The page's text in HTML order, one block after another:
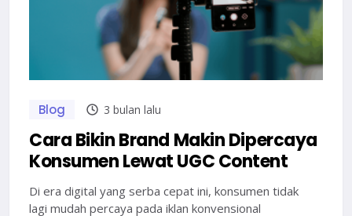
Blog 3 bulan lalu
Cara Bikin Brand Makin Dipercaya
Konsumen Lewat UGC Content
Di era digital yang serba cepat ini, konsumen tidak
lagi mudah percaya pada iklan konvensional